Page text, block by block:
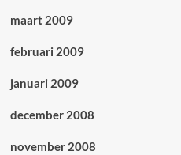
maart 2009
februari 2009
januari 2009
december 2008
november 2008